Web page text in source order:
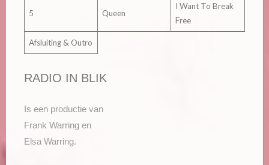
5 Queen
I Want To Break
Free
Afsluiting & Outro
RADIO IN BLIK
Is een productie van
Frank Warring en
Elsa Warring.